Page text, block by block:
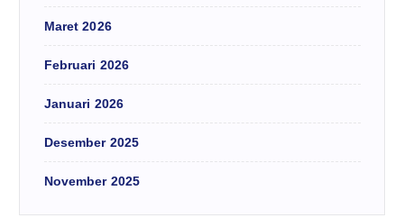
Maret 2026
Februari 2026
Januari 2026
Desember 2025
November 2025